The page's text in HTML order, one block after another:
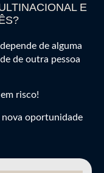
E
de alguma
de outra pessoa
risco!
nova oportunidade